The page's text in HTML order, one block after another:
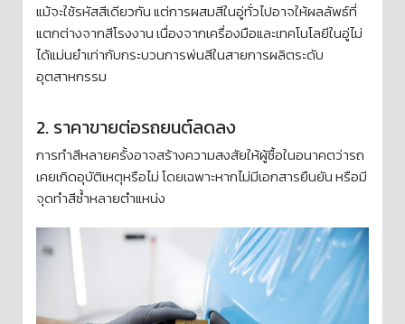
แม้จะใช้รหัสสีเดียวกัน แต่การผสมสีในอู่ทั่วไปอาจให้ผลลัพธ์ที่
แตกต่างจากสีโรงงาน เนื่องจากเครื่องมือและเทคโนโลยีในอู่ไม่
ได้แม่นยำเท่ากับกระบวนการพ่นสีในสายการผลิตระดับ
อุตสาหกรรม
2. ราคาขายต่อรถยนต์ลดลง
การทำสีหลายครั้งอาจสร้างความสงสัยให้ผู้ซื้อในอนาคตว่ารถ
เคยเกิดอุบัติเหตุหรือไม่ โดยเฉพาะหากไม่มีเอกสารยืนยัน หรือมี
จุดทำสีซ้ำหลายตำแหน่ง